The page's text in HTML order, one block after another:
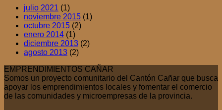
julio 2021 (1)
noviembre 2015 (1)
octubre 2015 (2)
enero 2014 (1)
diciembre 2013 (2)
agosto 2013 (2)
EMPRENDIMIENTOS CAÑAR
Somos un proyecto comunitario del Cantón Cañar que busca
apoyar los emprendimientos locales y fomentar el comercio
de las comunidades y microempresas de la provincia.